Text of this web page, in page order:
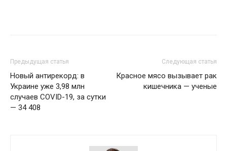
Предыдущая статья
Новый антирекорд: в
Украине уже 3,98 млн
случаев COVID-19, за сутки
— 34 408
Следующая статья
Красное мясо вызывает рак
кишечника — ученые